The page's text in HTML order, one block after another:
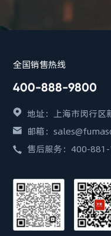
全国销售热线
400-888-9800
地址：上海市闵行区
邮箱：
售后服务：400-